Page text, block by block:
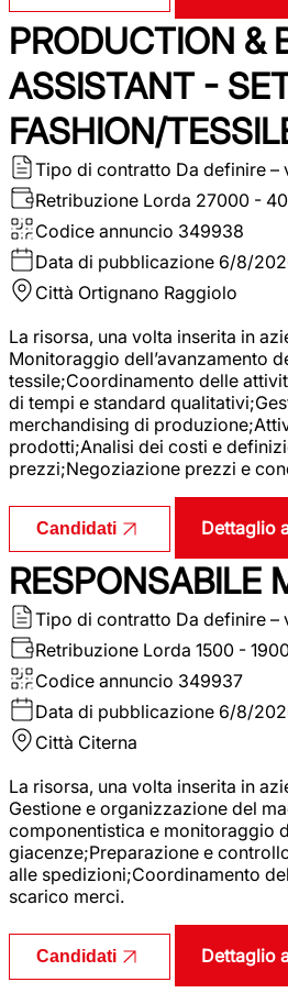
PRODUCTION &
ASSISTANT -
FASHION/
Tipo di contratto Da definire –
Retribuzione Lorda 27000 -
Codice annuncio 349938
Data di pubblicazione 6/8/
Città Ortignano Raggiolo
La risorsa, una volta inserita in
Monitoraggio dell’avanzamento
tessile;Coordinamento delle
di tempi e standard
merchandising di
prodotti;Analisi dei costi e
prezzi;Negoziazione prezzi e
Candidati Dettaglio
RESPONSABILE
Tipo di contratto Da definire –
Retribuzione Lorda 1500 -
Codice annuncio 349937
Data di pubblicazione 6/8/
Città Citerna
La risorsa, una volta inserita in
Gestione e organizzazione del
componentistica e monitoraggio
giacenze;Preparazione e
alle spedizioni;Coordinamento
scarico merci.
Candidati Dettaglio